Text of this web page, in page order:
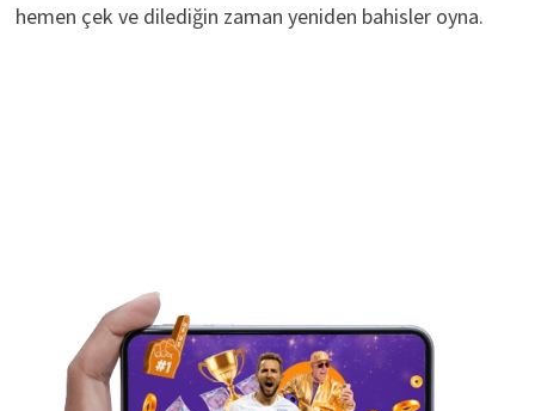
hemen çek ve dilediğin zaman yeniden bahisler oyna.